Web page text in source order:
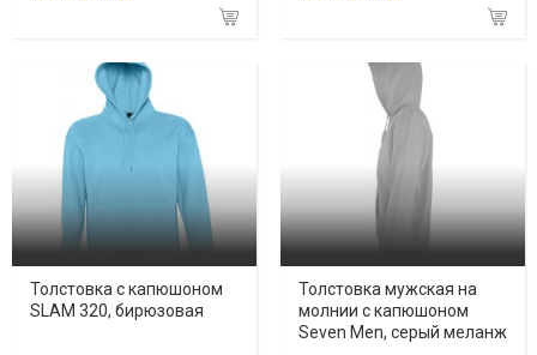
Толстовка с капюшоном
SLAM 320, бирюзовая
Толстовка мужская на
молнии с капюшоном
Seven Men, серый меланж